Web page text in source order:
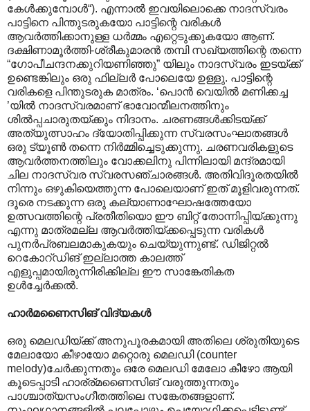
കേൾക്കുമ്പോൾ“). എന്നാൽ ഇവയിലൊക്കെ നാദസ്വരം
പാട്ടിനെ പിന്തുടരുകയോ പാട്ടിന്റെ വരികൾ
ആവർത്തിക്കാനുള്ള ധർമ്മം എറ്റെടുക്കുകയോ ആണ്.
ദക്ഷിണാമൂർത്തി-ശ്രീകുമാരൻ തമ്പി സഖ്യത്തിന്റെ തന്നെ
“ഗോപീചന്ദനക്കുറിയണിഞ്ഞു” യിലും നാദസ്വരം ഇടയ്ക്ക്
ഉണ്ടെങ്കിലും ഒരു ഫില്ലർ പോലെയേ ഉള്ളു. പാട്ടിന്റെ
വരികളെ പിന്തുടരുക മാത്രം. ‘പൊൻ വെയിൽ മണിക്കച്ച
’യിൽ നാദസ്വരമാണ് ഭാവോന്മീലനത്തിനും
ശിൽ‌പ്പചാരുതയ്ക്കും നിദാനം. ചരണങ്ങൾക്കിടയ്ക്ക്
അത്യുത്സാഹം ദ്യോതിപ്പിക്കുന്ന സ്വരസംഘാതങ്ങൾ
ഒരു ട്യൂൺ തന്നെ നിർമ്മിച്ചെടുക്കുന്നു. ചരണവരികളുടെ
ആവർത്തനത്തിലും വോക്കലിനു പിന്നിലായി മന്ദ്രമായി
ചില നാദസ്വര സ്വരസഞ്ചാരങ്ങൾ. അതിവിദൂരതയിൽ
നിന്നും ഒഴുകിയെത്തുന്ന പോലെയാണ് ഇത് മൂളിവരുന്നത്.
ദൂരെ നടക്കുന്ന ഒരു കല്യാണാഘോഷത്തേയോ
ഉത്സവത്തിന്റെ പ്രതീതിയൊ ഈ ബിറ്റ് തോന്നിപ്പിയ്ക്കുന്നു
എന്നു മാത്രമല്ല ആവർത്തിയ്ക്കപ്പെടുന്ന വരികൾ
പുനർപ്രബലമാകുകയും ചെയ്യുന്നുണ്ട്. ഡിജിറ്റൽ
റെകോറ്ഡിങ് ഇല്ലാത്ത കാലത്ത്
എളുപ്പമായിരുന്നിരിക്കില്ല ഈ സാങ്കേതികത
ഉൾച്ചേർക്കൽ.
ഹാർമണൈസിങ് വിദ്യകൾ
ഒരു മെലഡിയ്ക്ക് അനുപൂരകമായി അതിലെ ശ്രുതിയുടെ
മേലായോ കീഴായോ മറ്റൊരു മെലഡി (counter
melody)ചേർക്കുന്നതും ഒരേ മെലഡി മേലോ കീഴോ ആയി
കൂടെപ്പാടി ഹാര്ര്മണൈസിങ് വരുത്തുന്നതും
പാശ്ചാത്യസംഗീതത്തിലെ സങ്കേതങ്ങളാണ്.